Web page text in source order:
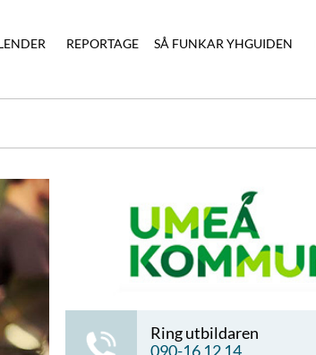
REPORTAGE SÅ FUNKAR YHGUIDEN
Ring utbildaren
090-16 12 14